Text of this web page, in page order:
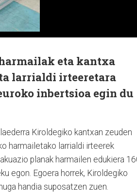
eta kantxa
larrialdi irteeretara
inbertsioa egin du
Kiroldegiko kantxan zeuden
harmailetako larrialdi irteerek
planak harmailen edukiera
egon. Egoera horrek, Kiroldegiko
handia suposatzen zuen.